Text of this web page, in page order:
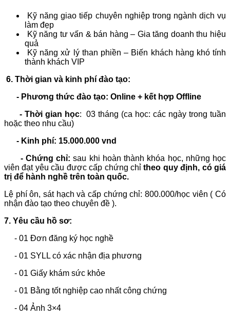
Kỹ năng giao tiếp chuyên nghiệp trong ngành dịch vụ
làm đẹp
Kỹ năng tư vấn & bán hàng – Gia tăng doanh thu hiệu
quả
Kỹ năng xử lý than phiền – Biến khách hàng khó tính
thành khách VIP
6. Thời gian và kinh phí đào tạo:
- Phương thức đào tạo: Online + kết hợp Offline
- Thời gian học: 03 tháng (ca học: các ngày trong tuần
hoặc theo nhu cầu)
- Kinh phí: 15.000.000 vnd
- Chứng chỉ: sau khi hoàn thành khóa học, những học
viên đạt yêu cầu được cấp chứng chỉtheo quy định, có giá
trị để hành nghề trên toàn quốc.
Lệ phí ôn, sát hạch và cấp chứng chỉ: 800.000/học viên (Có
nhận đào tạo theo chuyên đề ).
7. Yêu cầu hồ sơ:
- 01 Đơn đăng ký học nghề
- 01 SYLL có xác nhận địa phương
- 01 Giấy khám sức khỏe
- 01 Bằng tốt nghiệp cao nhất công chứng
- 04 Ảnh 3×4